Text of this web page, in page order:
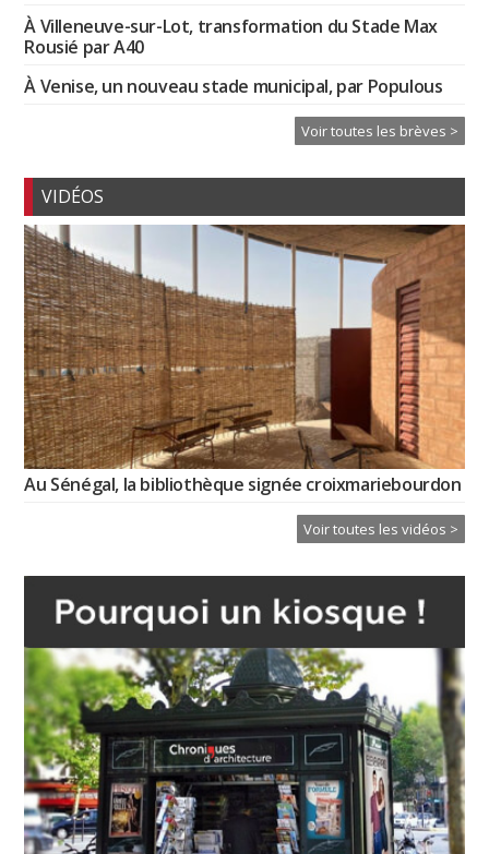
À Villeneuve-sur-Lot, transformation du Stade Max
Rousié par A40
À Venise, un nouveau stade municipal, par Populous
Voir toutes les brèves >
VIDÉOS
Au Sénégal, la bibliothèque signée croixmariebourdon
Voir toutes les vidéos >